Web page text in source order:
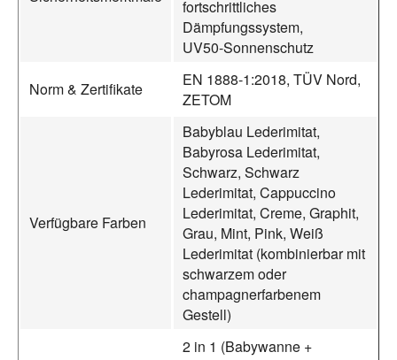
fortschrittliches
Dämpfungssystem,
UV50‑Sonnenschutz
Norm & Zertifikate
EN 1888‑1:2018, TÜV Nord,
ZETOM
Verfügbare Farben
Babyblau Lederimitat,
Babyrosa Lederimitat,
Schwarz, Schwarz
Lederimitat, Cappuccino
Lederimitat, Creme, Graphit,
Grau, Mint, Pink, Weiß
Lederimitat (kombinierbar mit
schwarzem oder
champagnerfarbenem
Gestell)
2 in 1 (Babywanne +